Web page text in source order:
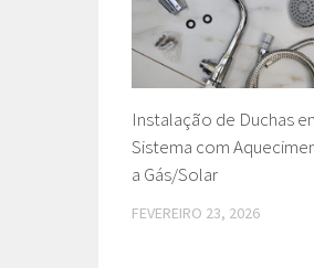
Instalação de Duchas
Sistema com
a Gás/Solar
FEVEREIRO 23, 2026